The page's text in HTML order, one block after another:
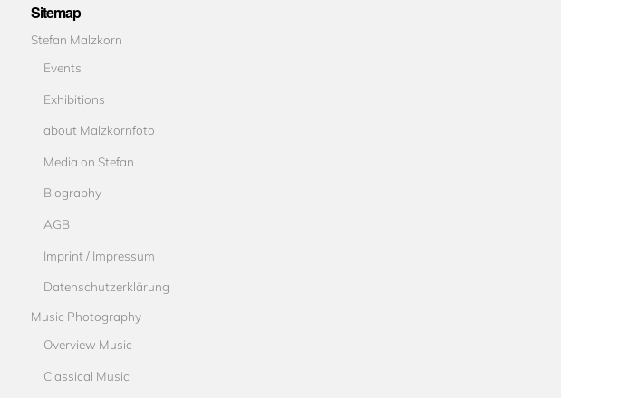
Sitemap
Stefan Malzkorn
Events
Exhibitions
about Malzkornfoto
Media on Stefan
Biography
AGB
Imprint / Impressum
Datenschutzerklärung
Music Photography
Overview Music
Classical Music